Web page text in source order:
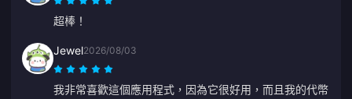
超棒！
Jewel2026/08/03
我非常喜歡這個應用程式，因為它很好用，而且我的代幣